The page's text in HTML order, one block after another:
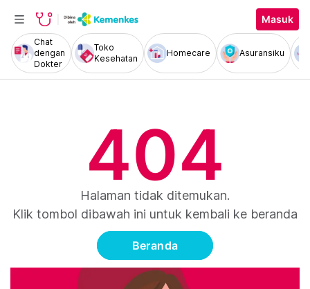
Masuk
Chat
dengan
Dokter
Toko
Kesehatan
Homecare Asuransiku
404
Halaman tidak ditemukan.
Klik tombol dibawah ini untuk kembali ke beranda
Beranda